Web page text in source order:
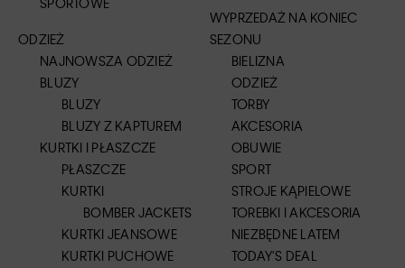
ODZIEŻ
NAJNOWSZA ODZIEŻ
BLUZY
BLUZY
BLUZY Z KAPTUREM
KURTKI I PŁASZCZE
PŁASZCZE
KURTKI
BOMBER JACKETS
KURTKI JEANSOWE
KURTKI PUCHOWE
WYPRZEDAŻ NA KONIEC
SEZONU
BIELIZNA
ODZIEŻ
TORBY
AKCESORIA
OBUWIE
SPORT
STROJE KĄPIELOWE
TOREBKI I AKCESORIA
NIEZBĘDNE LATEM
TODAY'S DEAL